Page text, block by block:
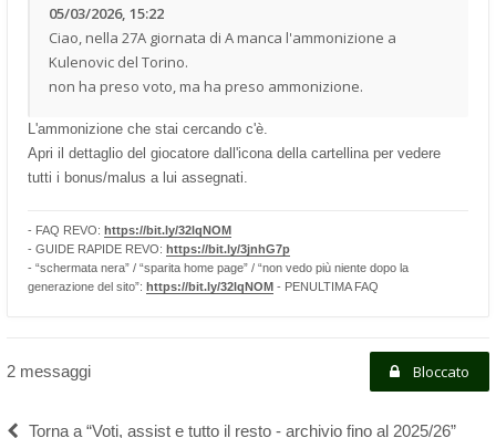
05/03/2026, 15:22
Ciao, nella 27A giornata di A manca l'ammonizione a
Kulenovic del Torino.
non ha preso voto, ma ha preso ammonizione.
L'ammonizione che stai cercando c'è.
Apri il dettaglio del giocatore dall'icona della cartellina per vedere
tutti i bonus/malus a lui assegnati.
- FAQ REVO: https://bit.ly/32lqNOM
- GUIDE RAPIDE REVO: https://bit.ly/3jnhG7p
- “schermata nera” / “sparita home page” / “non vedo più niente dopo la
generazione del sito”: https://bit.ly/32lqNOM - PENULTIMA FAQ
2 messaggi Bloccato
Torna a “Voti, assist e tutto il resto - archivio fino al 2025/26”